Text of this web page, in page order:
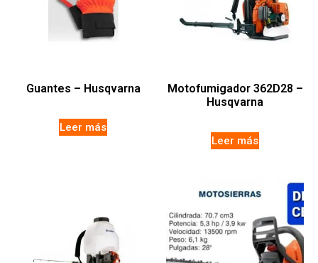
Guantes – Husqvarna
Leer más
Motofumigador 362D28 –
Husqvarna
Leer más